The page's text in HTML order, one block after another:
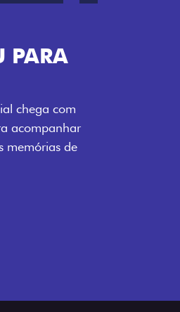
série
que reforçam
bicolor e as
o visual